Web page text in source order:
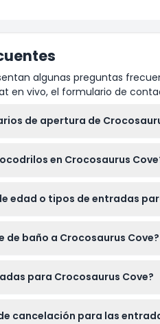
algunas preguntas
en vivo, el formulario de
de apertura de
en Crocosaurus
un cocodrilo bebé.
edad o tipos de entradas
de edad.
de baño a Crocosaurus Cove?
para Crocosaurus Cove?
reserva.
cancelación para las